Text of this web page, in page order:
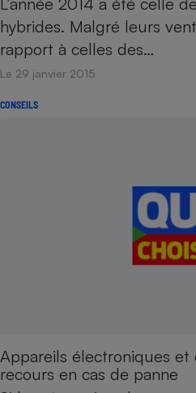
hybrides. Malgré leurs
rapport à celles des…
Le 29 janvier 2015
CONSEILS
Appareils électroniques et
recours en cas de panne